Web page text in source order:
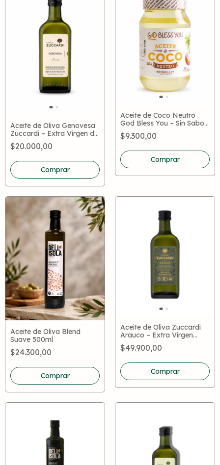
Aceite de Oliva Genovesa
Zuccardi – Extra Virgen de
Primer Prensado en Frío
$20.000,00
Comprar
Aceite de Coco Neutro
God Bless You – Sin Sabor,
Apto Keto y Cocina
Saludable
$9.300,00
Comprar
Aceite de Oliva Blend
Suave 500ml
$24.300,00
Aceite de Oliva Zuccardi
Arauco – Extra Virgen
Premium Mendoza Varietal
$49.900,00
Comprar